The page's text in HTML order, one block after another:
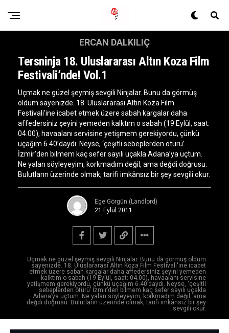
Uçmak ne güzel şeymiş sevgili Ninjalar. Bunu da görmüş oldum
sayenizde. 18. Uluslararası Altın Koza Film Festivali'ine icabet
etmek üzere sabah kargalar daha affedersiniz şeyini yemeden
kalktım o sabah (19 Eylül, saat: 04.00), havaalanı servisine
yetişmem gerekiyordu, çünkü uçağım 6.40’daydı. Neyse, ‘çeşitli
sebeplerden ötürü’ İzmir’den bilmem kaç sefer sayılı uçakla
Adana’ya uçtum. Ne yalan söyleyeyim, korkmadım değil, ama
değdi doğrusu. Bulutların üzerinde olmak, tarifi imkânsız bir şey
sevgili okur.
ERCAN DALKILIÇ
Tersninja 18. Uluslararası Altın Koza Film
Festivali’nde! Vol.1
Uçmak ne güzel şeymiş sevgili Ninjalar. Bunu da görmüş
oldum sayenizde. 18. Uluslararası Altın Koza Film
Festivali’ine icabet etmek üzere sabah kargalar daha
affedersiniz şeyini yemeden kalktım o sabah (19 Eylül, saat:
04.00), havaalanı servisine yetişmem gerekiyordu, çünkü
uçağım 6.40’daydı. Neyse, ‘çeşitli sebeplerden ötürü’
İzmir’den bilmem kaç sefer sayılı uçakla Adana’ya uçtum.
Ne yalan söyleyeyim, korkmadım değil, ama değdi doğrusu.
Bulutların üzerinde olmak, tarifi imkânsız bir şey sevgili okur.
Ege Görgün (Landlord)
21 Eylül 2011